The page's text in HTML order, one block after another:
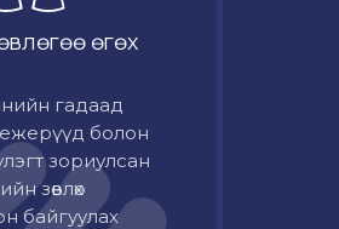
өгөх
гадаад
болон
зориулсан
зөвлөх
байгуулах